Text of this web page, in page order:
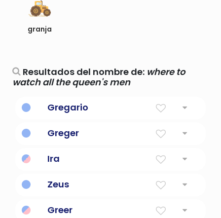
granja
Resultados del nombre de: where to
watch all the queen's men
Gregario
Greger
Ira
Zeus
mitología griega.
Greer